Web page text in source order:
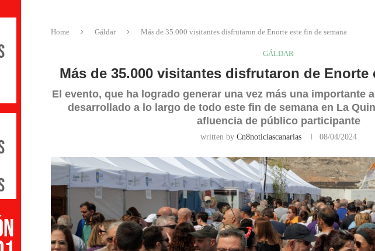
Home Gáldar Más de 35.000 visitantes disfrutaron de Enorte este fin de semana
GÁLDAR
Más de 35.000 visitantes disfrutaron de Enorte
El evento, que ha logrado generar una vez más una importante
desarrollado a lo largo de todo este fin de semana en La
afluencia de público participante
written by Cn8noticiascanarias 08/04/2024